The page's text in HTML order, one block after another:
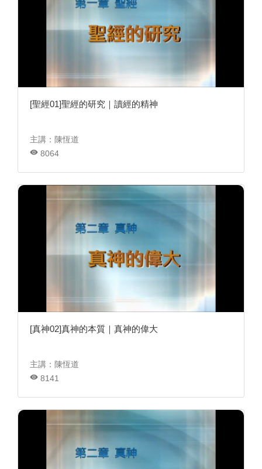
[聖經01]聖經的研究｜讀經的精神
主講：陳恆道
8064
[真神02]真神的本質｜真神的偉大
主講：陳恆道
8141